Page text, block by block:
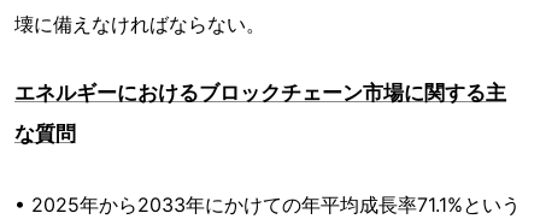
壊に備えなければならない。
エネルギーにおけるブロックチェーン市場に関する主
な質問
• 2025年から2033年にかけての年平均成長率71.1%という